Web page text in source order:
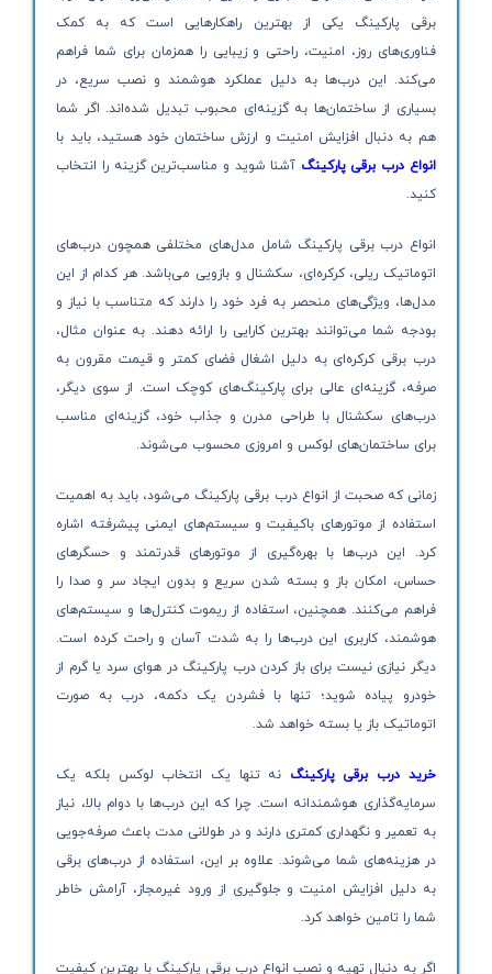
برقی پارکینگ یکی از بهترین راهکارهایی است که به کمک
فناوری‌های روز، امنیت، راحتی و زیبایی را همزمان برای شما فراهم
می‌کند. این درب‌ها به دلیل عملکرد هوشمند و نصب سریع، در
بسیاری از ساختمان‌ها به گزینه‌ای محبوب تبدیل شده‌اند. اگر شما
هم به دنبال افزایش امنیت و ارزش ساختمان خود هستید، باید با
انواع درب برقی پارکینگ آشنا شوید و مناسب‌ترین گزینه را انتخاب
کنید.
انواع درب برقی پارکینگ شامل مدل‌های مختلفی همچون درب‌های
اتوماتیک ریلی، کرکره‌ای، سکشنال و بازویی می‌باشد. هر کدام از این
مدل‌ها، ویژگی‌های منحصر به فرد خود را دارند که متناسب با نیاز و
بودجه شما می‌توانند بهترین کارایی را ارائه دهند. به عنوان مثال،
درب برقی کرکره‌ای به دلیل اشغال فضای کمتر و قیمت مقرون به
صرفه، گزینه‌ای عالی برای پارکینگ‌های کوچک است. از سوی دیگر،
درب‌های سکشنال با طراحی مدرن و جذاب خود، گزینه‌ای مناسب
برای ساختمان‌های لوکس و امروزی محسوب می‌شوند.
زمانی که صحبت از انواع درب برقی پارکینگ می‌شود، باید به اهمیت
استفاده از موتورهای باکیفیت و سیستم‌های ایمنی پیشرفته اشاره
کرد. این درب‌ها با بهره‌گیری از موتورهای قدرتمند و حسگرهای
حساس، امکان باز و بسته شدن سریع و بدون ایجاد سر و صدا را
فراهم می‌کنند. همچنین، استفاده از ریموت کنترل‌ها و سیستم‌های
هوشمند، کاربری این درب‌ها را به شدت آسان و راحت کرده است.
دیگر نیازی نیست برای باز کردن درب پارکینگ در هوای سرد یا گرم از
خودرو پیاده شوید؛ تنها با فشردن یک دکمه، درب به صورت
اتوماتیک باز یا بسته خواهد شد.
خرید درب برقی پارکینگ نه تنها یک انتخاب لوکس بلکه یک
سرمایه‌گذاری هوشمندانه است. چرا که این درب‌ها با دوام بالا، نیاز
به تعمیر و نگهداری کمتری دارند و در طولانی مدت باعث صرفه‌جویی
در هزینه‌های شما می‌شوند. علاوه بر این، استفاده از درب‌های برقی
به دلیل افزایش امنیت و جلوگیری از ورود غیرمجاز، آرامش خاطر
شما را تامین خواهد کرد.
اگر به دنبال تهیه و نصب انواع درب برقی پارکینگ با بهترین کیفیت